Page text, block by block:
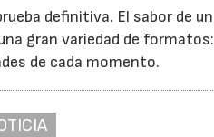
definitiva. El sabor de
gran variedad de
de cada momento.